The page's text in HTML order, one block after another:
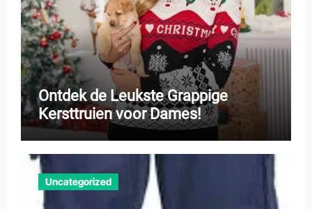
Ontdek de Leukste Grappige
Kersttruien voor Dames!
Uncategorized